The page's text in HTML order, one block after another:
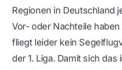
Regionen in Deutschland
Vor- oder Nachteile
fliegt leider kein
der 1. Liga. Damit sich